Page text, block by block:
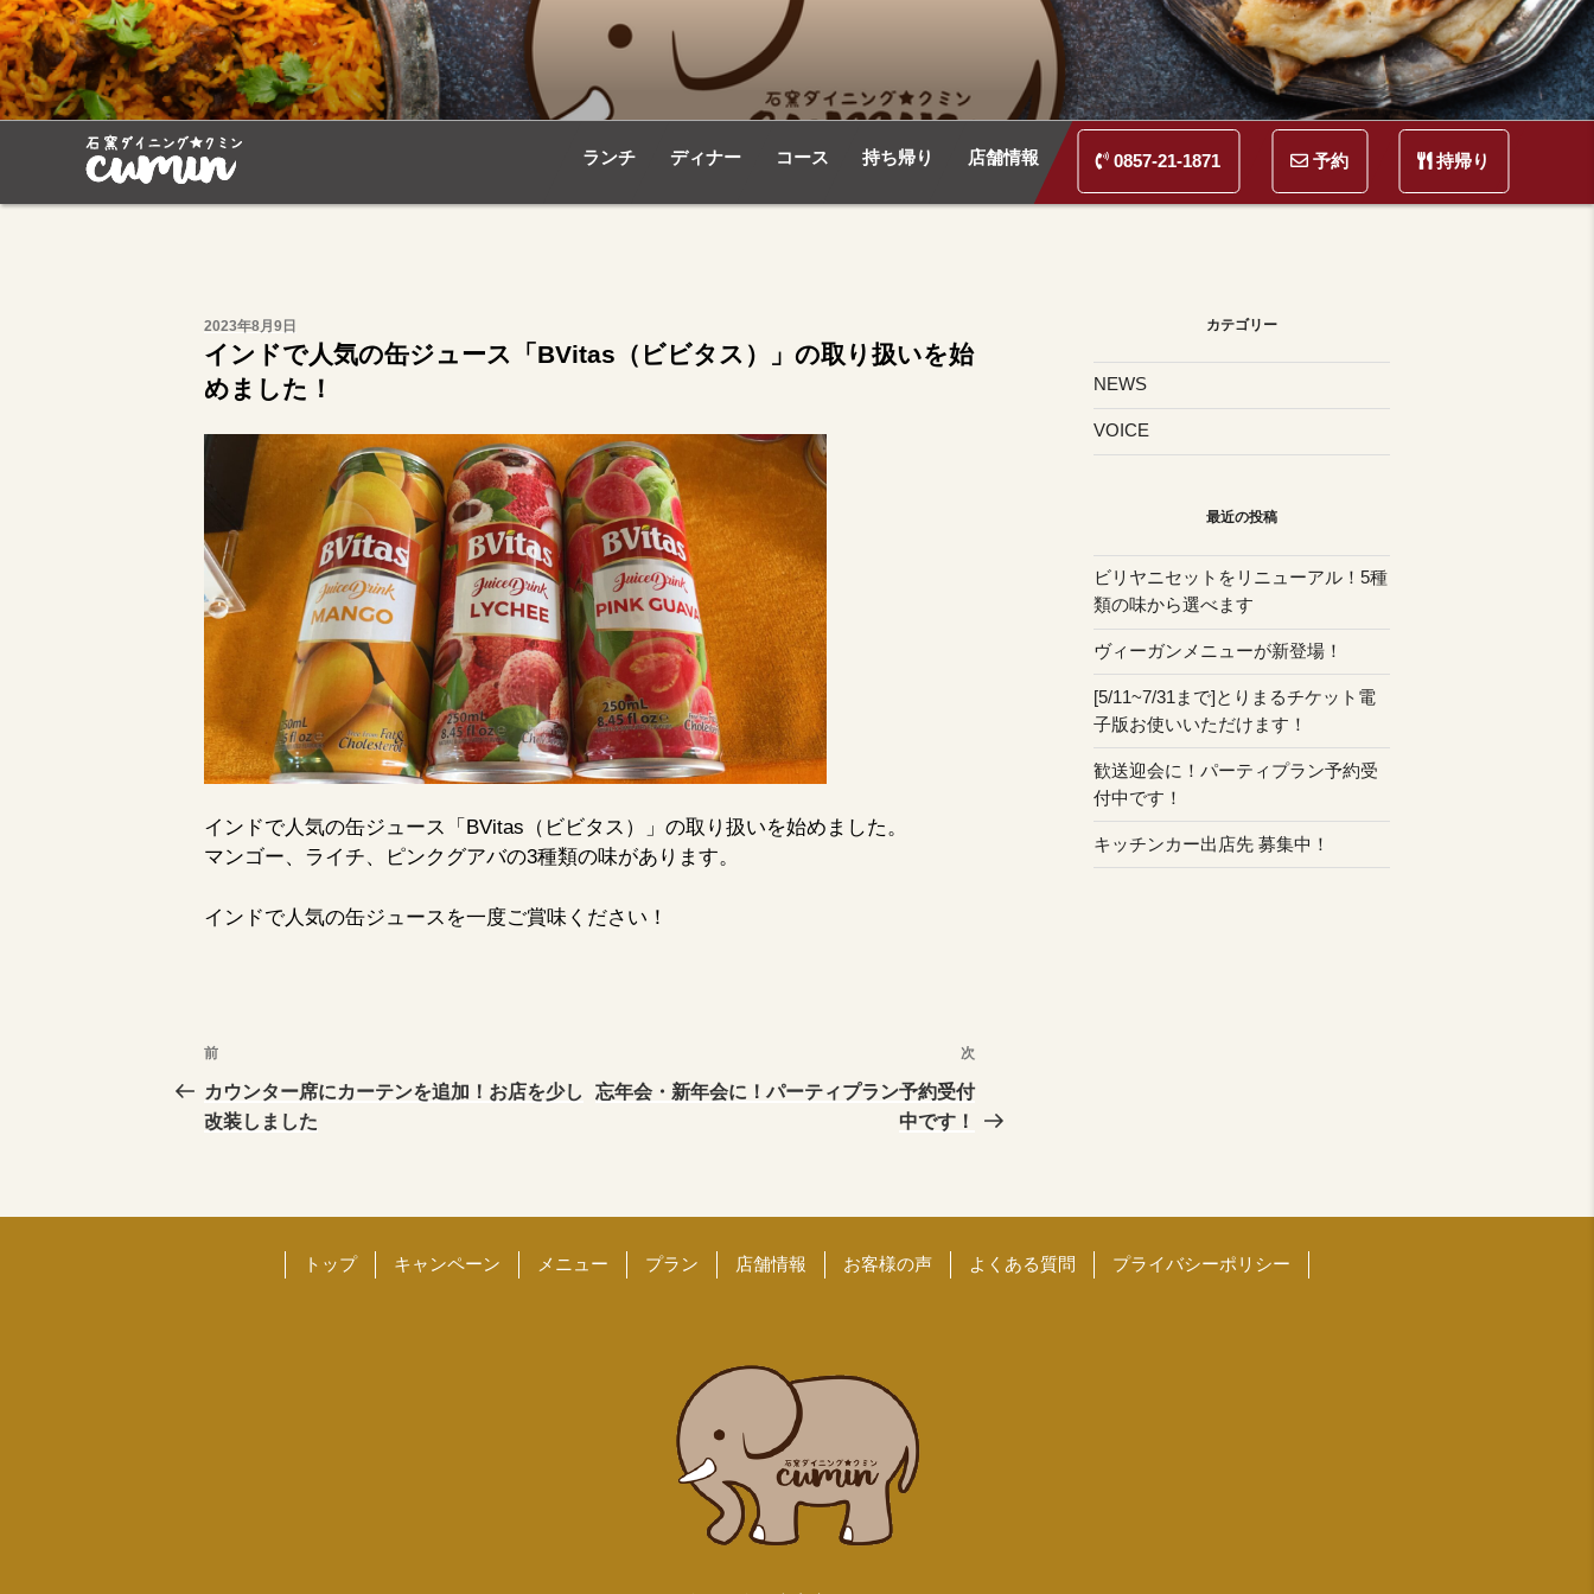
コ
ン
テ
ン
石窯ダイニング クミン/デリーダラバー
鳥取でカレー料理を食べるならクミン。インド出身店長による本格インドカレーを楽しめることができます。
ランチ ディナー コース 持ち帰り 店舗情報 0857-21-1871 予約 持帰り
投
日:
2023年8月9日
インドで人気の缶ジュース「BVitas（ビビタス）」の取り扱いを始
めました！
インドで人気の缶ジュース「BVitas（ビビタス）」の取り扱いを始めました。
マンゴー、ライチ、ピンクグアバの3種類の味があります。
インドで人気の缶ジュースを一度ご賞味ください！
投
稿
前
の
投
前
カウンター席にカーテンを追加！お店を少し
改装しました
次
の
投
次
忘年会・新年会に！パーティプラン予約受付
中です！
カテゴリー
NEWS
VOICE
最近の投稿
ビリヤニセットをリニューアル！5種
類の味から選べます
ヴィーガンメニューが新登場！
[5/11~7/31まで]とりまるチケット電
子版お使いいただけます！
歓送迎会に！パーティプラン予約受
付中です！
キッチンカー出店先 募集中！
トップ キャンペーン メニュー プラン 店舗情報 お客様の声 よくある質問 プライバシーポリシー